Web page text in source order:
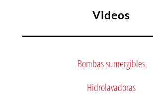
Videos
Bombas sumergibles
Hidrolavadoras